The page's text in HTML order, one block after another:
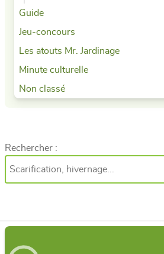
Guide
Jeu-concours
Les atouts Mr. Jardinage
Minute culturelle
Non classé
Rechercher :